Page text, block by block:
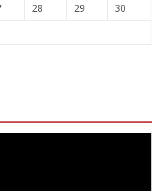
28 29
30